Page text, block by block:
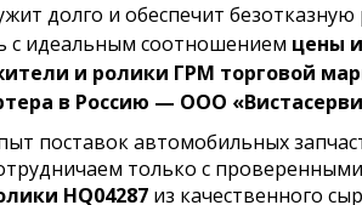
долго и обеспечит
с идеальным соотношением цены
и ролики ГРМ торговой
в Россию — ООО
поставок автомобильных
только с
HQ04287из качественного